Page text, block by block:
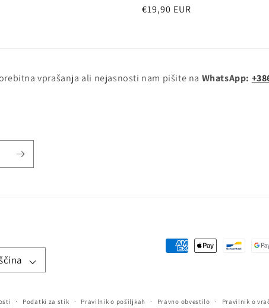
Redna
€19,90 EUR
vprašanja ali nejasnosti nam pišite na WhatsApp:
Podatki za stik Pravilnik o pošiljkah Pravno obvestilo Pravilnik o